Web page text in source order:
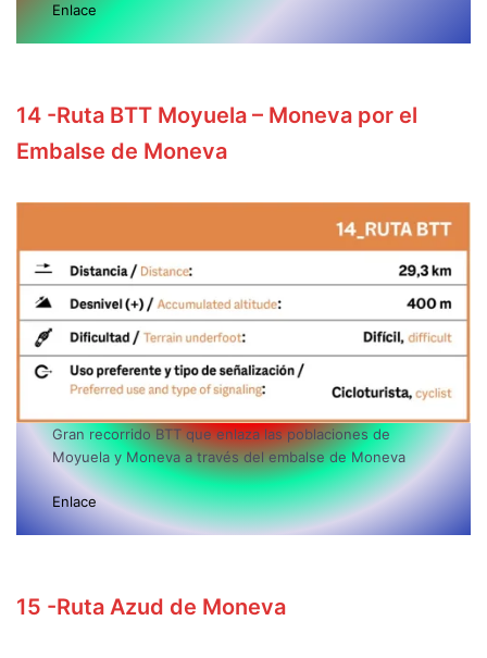
Enlace
14 -Ruta BTT Moyuela – Moneva por el
Embalse de Moneva
Gran recorrido BTT que enlaza las poblaciones de
Moyuela y Moneva a través del embalse de Moneva
Enlace
15 -Ruta Azud de Moneva